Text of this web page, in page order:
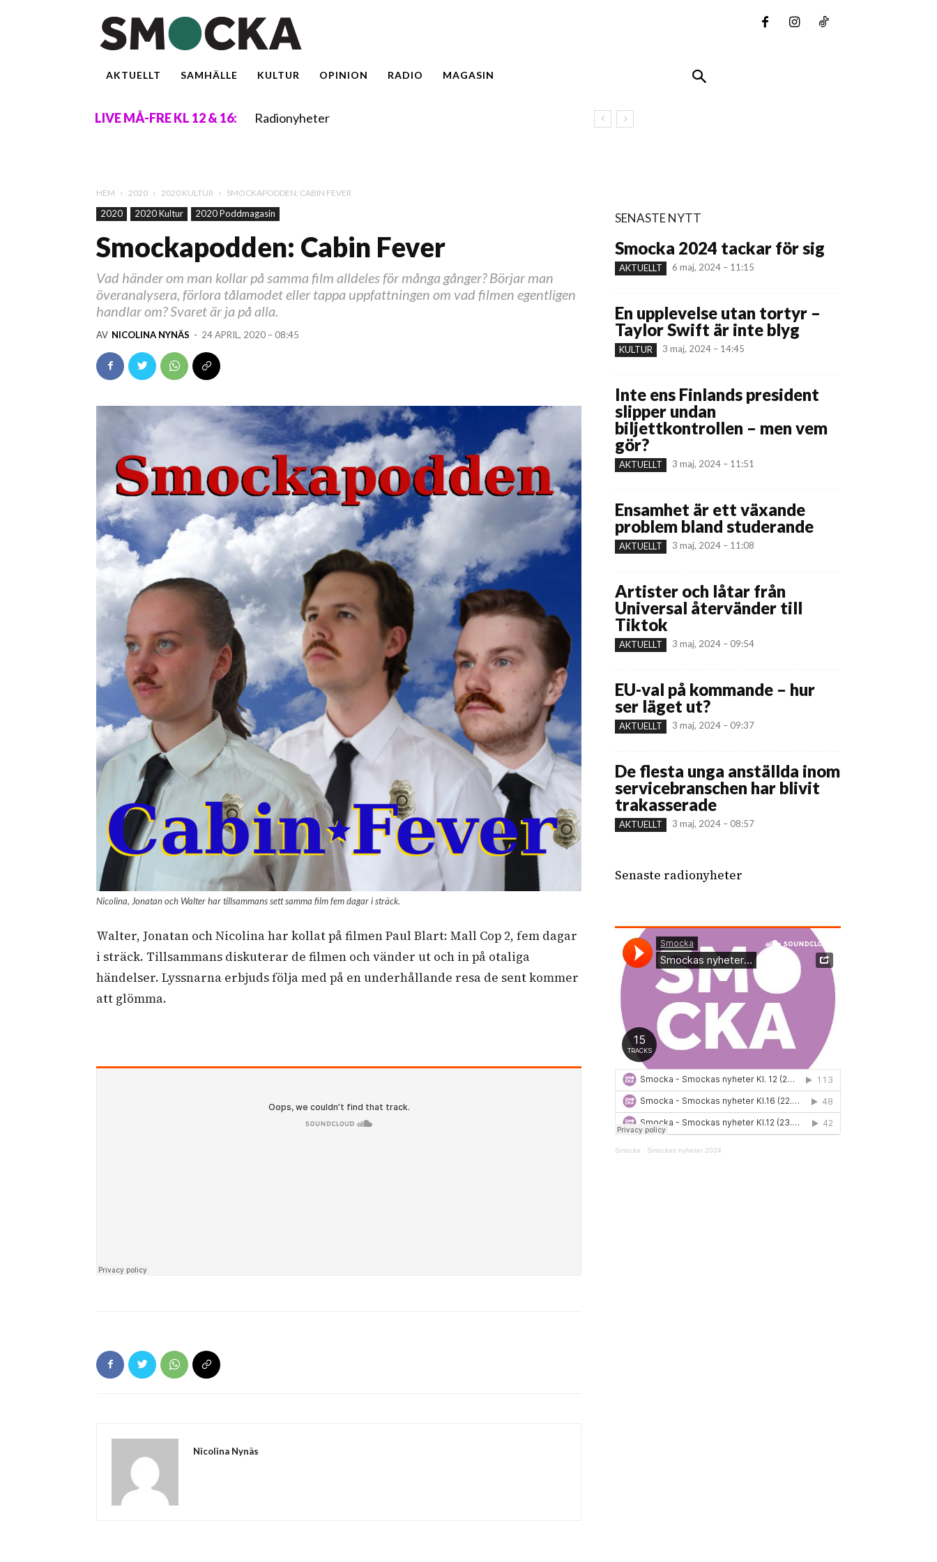
AKTUELLT SAMHÄLLE KULTUR OPINION RADIO MAGASIN
LIVE MÅ-FRE KL 12 & 16: Radionyheter
HEM 2020 2020 KULTUR SMOCKAPODDEN: CABIN FEVER
2020 2020 Kultur 2020 Poddmagasin
Smockapodden: Cabin Fever
Vad händer om man kollar på samma film alldeles för många gånger? Börjar man
överanalysera, förlora tålamodet eller tappa uppfattningen om vad filmen egentligen
handlar om? Svaret är ja på alla.
AV NICOLINA NYNÄS - 24 APRIL, 2020 – 08:45
Nicolina, Jonatan och Walter har tillsammans sett samma film fem dagar i sträck.
Walter, Jonatan och Nicolina har kollat på filmen Paul Blart: Mall Cop 2, fem dagar
i sträck. Tillsammans diskuterar de filmen och vänder ut och in på otaliga
händelser. Lyssnarna erbjuds följa med på en underhållande resa de sent kommer
att glömma.
Nicolina Nynäs
SENASTE NYTT
Smocka 2024 tackar för sig
AKTUELLT 6 maj, 2024 – 11:15
En upplevelse utan tortyr –
Taylor Swift är inte blyg
KULTUR 3 maj, 2024 – 14:45
Inte ens Finlands president
slipper undan
biljettkontrollen – men vem
gör?
AKTUELLT 3 maj, 2024 – 11:51
Ensamhet är ett växande
problem bland studerande
AKTUELLT 3 maj, 2024 – 11:08
Artister och låtar från
Universal återvänder till
Tiktok
AKTUELLT 3 maj, 2024 – 09:54
EU-val på kommande – hur
ser läget ut?
AKTUELLT 3 maj, 2024 – 09:37
De flesta unga anställda inom
servicebranschen har blivit
trakasserade
AKTUELLT 3 maj, 2024 – 08:57
Senaste radionyheter
Smocka · Smockas nyheter 2024